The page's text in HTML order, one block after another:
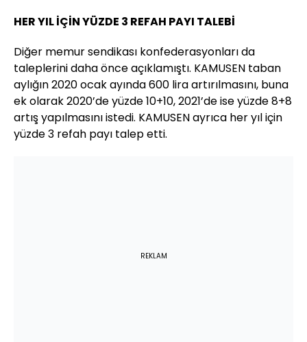
HER YIL İÇİN YÜZDE 3 REFAH PAYI TALEBİ
Diğer memur sendikası konfederasyonları da
taleplerini daha önce açıklamıştı. KAMUSEN taban
aylığın 2020 ocak ayında 600 lira artırılmasını, buna
ek olarak 2020’de yüzde 10+10, 2021’de ise yüzde 8+8
artış yapılmasını istedi. KAMUSEN ayrıca her yıl için
yüzde 3 refah payı talep etti.
REKLAM